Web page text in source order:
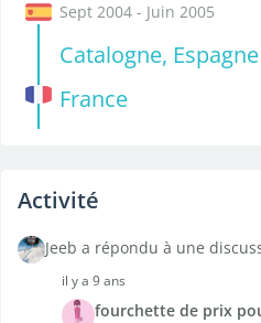
Sept 2004 - Juin 2005
Catalogne, Espagne
France
Activité
Jeeb a répondu à une
il y a 9 ans
fourchette de prix